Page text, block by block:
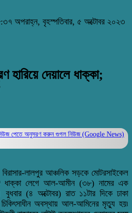
অপরাহ্ন, বৃহস্পতিবার, ৫ অক্টোবর ২০২৩
হারিয়ে দেয়ালে ধাক্কা;
পেতে অনুসরণ করুন গুগল নিউজ (Google News)
বিরাসার-লালপুর আঞ্চলিক সড়কে মোটরসাইকেল
ধাক্কা লেগে আল-আমীন (৩৮) নামের এক
বুধবার (৪ অক্টোবর) রাত ১১টার দিকে ঢাকা
অবস্থায় আল-আমিনের মৃত্যু হয়৷